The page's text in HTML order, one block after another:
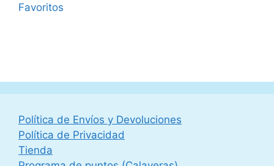
Favoritos
Política de Envíos y Devoluciones
Política de Privacidad
Tienda